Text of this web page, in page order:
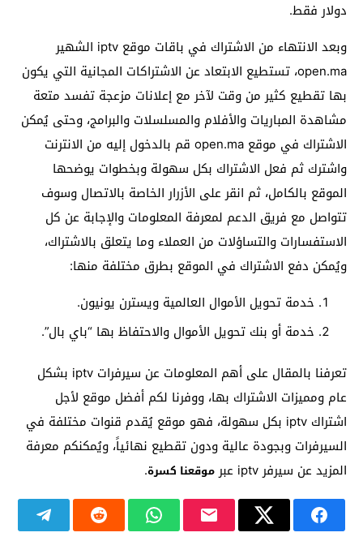
دولار فقط.
وبعد الانتهاء من الاشتراك في باقات موقع iptv الشهير
open.ma، تستطيع الابتعاد عن الاشتراكات المجانية التي يكون
بها تقطيع كثير من وقت لآخر مع إعلانات مزعجة تفسد متعة
مشاهدة المباريات والأفلام والمسلسلات والبرامج، وحتى يُمكن
الاشتراك في موقع open.ma قم بالدخول إليه من الانترنت
واشترك ثم فعل الاشتراك بكل سهولة وبخطوات يوضحها
الموقع بالكامل، ثم انقر على الأزرار الخاصة بالاتصال وسوف
تتواصل مع فريق الدعم لمعرفة المعلومات والإجابة عن كل
الاستفسارات والتساؤلات من العملاء وما يتعلق بالاشتراك،
ويُمكن دفع الاشتراك في الموقع بطرق مختلفة منها:
خدمة تحويل الأموال العالمية ويسترن يونيون.
خدمة أو بنك تحويل الأموال والاحتفاظ بها “باي بال”.
تعرفنا بالمقال على أهم المعلومات عن سيرفرات iptv بشكل
عام ومميزات الاشتراك بها، ووفرنا لكم أفضل موقع لأجل
اشتراك iptv بكل سهولة، فهو موقع يُقدم قنوات مختلفة في
السيرفرات وبجودة عالية ودون تقطيع نهائياً، ويُمكنكم معرفة
المزيد عن سيرفر iptv عبر
موقعنا كسرة.